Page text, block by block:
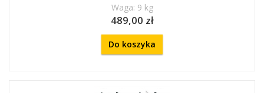
Waga: 9 kg
489,00 zł
Do koszyka